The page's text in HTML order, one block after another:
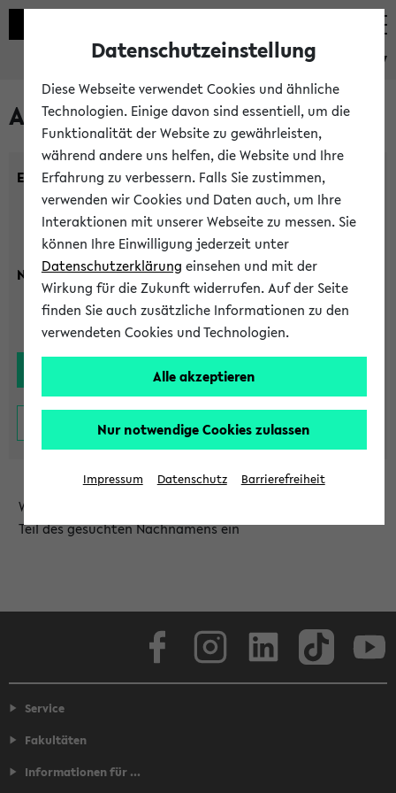
eKVV
Alle Lehrenden
Einrichtung:
Nachname:
Wählen Sie die Einrichtung aus und/oder geben Sie einen
Teil des gesuchten Nachnamens ein
Service
Fakultäten
Informationen für ...
Datenschutzeinstellung
Diese Webseite verwendet Cookies und ähnliche
Technologien. Einige davon sind essentiell, um die
Funktionalität der Website zu gewährleisten,
während andere uns helfen, die Website und Ihre
Erfahrung zu verbessern. Falls Sie zustimmen,
verwenden wir Cookies und Daten auch, um Ihre
Interaktionen mit unserer Webseite zu messen. Sie
können Ihre Einwilligung jederzeit unter
Datenschutzerklärung einsehen und mit der
Wirkung für die Zukunft widerrufen. Auf der Seite
finden Sie auch zusätzliche Informationen zu den
verwendeten Cookies und Technologien.
Alle akzeptieren
Nur notwendige Cookies zulassen
Impressum Datenschutz Barrierefreiheit